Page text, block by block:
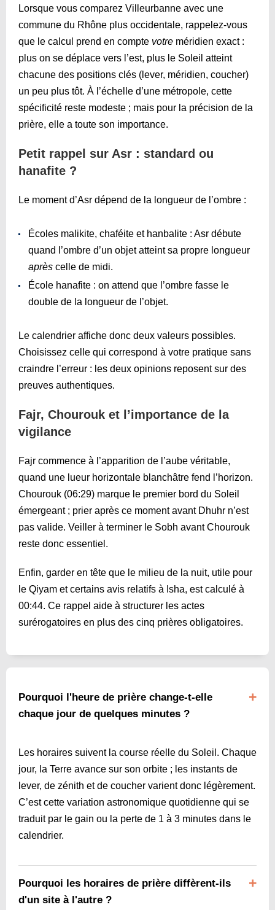
Lorsque vous comparez Villeurbanne avec une
commune du Rhône plus occidentale, rappelez-vous
que le calcul prend en compte votre méridien exact :
plus on se déplace vers l’est, plus le Soleil atteint
chacune des positions clés (lever, méridien, coucher)
un peu plus tôt. À l’échelle d’une métropole, cette
spécificité reste modeste ; mais pour la précision de la
prière, elle a toute son importance.
Petit rappel sur Asr : standard ou
hanafite ?
Le moment d’Asr dépend de la longueur de l’ombre :
Écoles malikite, chaféite et hanbalite : Asr débute
quand l’ombre d’un objet atteint sa propre longueur
après celle de midi.
École hanafite : on attend que l’ombre fasse le
double de la longueur de l’objet.
Le calendrier affiche donc deux valeurs possibles.
Choisissez celle qui correspond à votre pratique sans
craindre l’erreur : les deux opinions reposent sur des
preuves authentiques.
Fajr, Chourouk et l’importance de la
vigilance
Fajr commence à l’apparition de l’aube véritable,
quand une lueur horizontale blanchâtre fend l’horizon.
Chourouk (06:29) marque le premier bord du Soleil
émergeant ; prier après ce moment avant Dhuhr n’est
pas valide. Veiller à terminer le Sobh avant Chourouk
reste donc essentiel.
Enfin, garder en tête que le milieu de la nuit, utile pour
le Qiyam et certains avis relatifs à Isha, est calculé à
00:44. Ce rappel aide à structurer les actes
surérogatoires en plus des cinq prières obligatoires.
Pourquoi l'heure de prière change-t-elle
chaque jour de quelques minutes ?
Les horaires suivent la course réelle du Soleil. Chaque
jour, la Terre avance sur son orbite ; les instants de
lever, de zénith et de coucher varient donc légèrement.
C’est cette variation astronomique quotidienne qui se
traduit par le gain ou la perte de 1 à 3 minutes dans le
calendrier.
Pourquoi les horaires de prière diffèrent-ils
d'un site à l'autre ?